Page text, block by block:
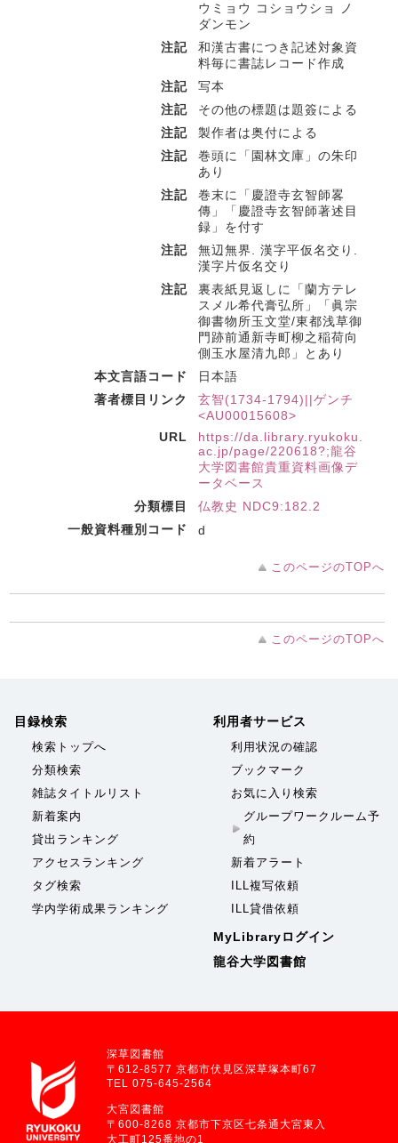
ウミョウ コショウショ ノ
ダンモン
注記
和漢古書につき記述対象資
料毎に書誌レコード作成
注記
写本
注記
その他の標題は題簽による
注記
製作者は奥付による
注記
巻頭に「園林文庫」の朱印
あり
注記
巻末に「慶證寺玄智師畧
傳」「慶證寺玄智師著述目
録」を付す
注記
無辺無界. 漢字平仮名交り.
漢字片仮名交り
注記
裏表紙見返しに「蘭方テレ
スメル希代膏弘所」「眞宗
御書物所玉文堂/東都浅草御
門跡前通新寺町柳之稲荷向
側玉水屋清九郎」とあり
本文言語コード
日本語
著者標目リンク
玄智(1734-1794)||ゲンチ
<AU00015608>
URL
https://da.library.ryukoku.
ac.jp/page/220618?;龍谷
大学図書館貴重資料画像デ
ータベース
分類標目
仏教史 NDC9:182.2
一般資料種別コード
d
このページのTOPへ
このページのTOPへ
目録検索
検索トップへ
分類検索
雑誌タイトルリスト
新着案内
貸出ランキング
アクセスランキング
タグ検索
学内学術成果ランキング
利用者サービス
利用状況の確認
ブックマーク
お気に入り検索
グループワークルーム予
約
新着アラート
ILL複写依頼
ILL貸借依頼
MyLibraryログイン
龍谷大学図書館
深草図書館
〒612-8577 京都市伏見区深草塚本町67
TEL 075-645-2564
大宮図書館
〒600-8268 京都市下京区七条通大宮東入
大工町125番地の1